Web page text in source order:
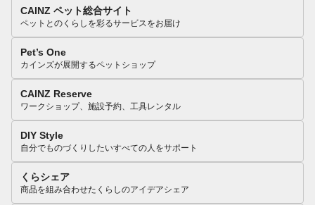
CAINZ ペット総合サイト
ペットとのくらしを彩るサービスをお届け
Pet’s One
カインズが展開するペットショップ
CAINZ Reserve
ワークショップ、施設予約、工具レンタル
DIY Style
自分でものづくりしたいすべての人をサポート
くらシェア
商品を組み合わせたくらしのアイデアシェア